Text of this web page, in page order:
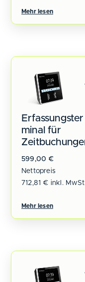
Mehr lesen
Erfassungster
minal für
599,00 €
Nettopreis
712,81 € inkl.
Mehr lesen